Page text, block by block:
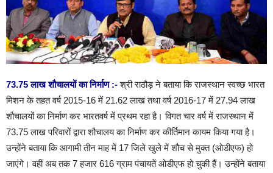
73.75 लाख शौचालयों का निर्माण :-श्री राठौड़ ने बताया कि राजस्थान स्वच्छ भारत
मिशन के तहत वर्ष 2015-16 में 21.62 लाख तथा वर्ष 2016-17 में 27.94 लाख
शौचालयों का निर्माण कर भारतवर्ष में प्रथम रहा है। विगत चार वर्ष में राजस्थान में
73.75 लाख परिवारों द्वारा शौचालय का निर्माण कर कीर्तिमान कायम किया गया है।
उन्होंने बताया कि आगामी तीन माह में 17 जिले खुले में शौच से मुक्त (ओडीएफ) हो
जाएंगे। वहीं अब तक 7 हजार 616 ग्राम पंचायतें ओडीएफ हो चुकी हैं। उन्होंने बताया